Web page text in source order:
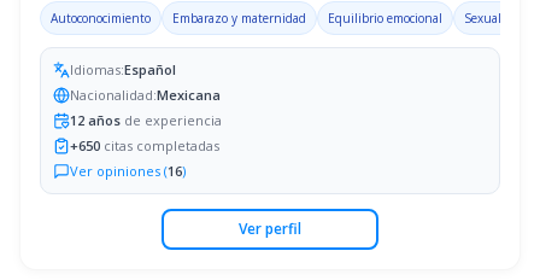
Autoconocimiento Embarazo y maternidad Equilibrio emocional Sexualidad
Idiomas:Español
Nacionalidad:Mexicana
12 años de experiencia
+650 citas completadas
Ver opiniones (16)
Ver perfil